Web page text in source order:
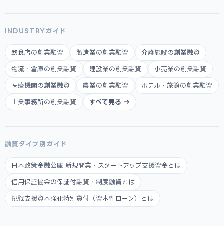
INDUSTRYガイド
飲食店の創業融資 製造業の創業融資 介護施設の創業融資
物流・倉庫の創業融資 建設業の創業融資 小売業の創業融資
医療機関の創業融資 農業の創業融資 ホテル・旅館の創業融資
士業事務所の創業融資 すべて見る →
融資タイプ別ガイド
日本政策金融公庫 新規開業・スタートアップ支援資金とは
信用保証協会の保証付融資・制度融資とは
挑戦支援資本強化特別貸付（資本性ローン）とは